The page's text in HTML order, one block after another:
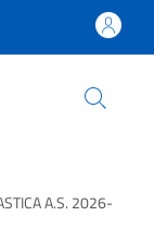
A.S. 2026-